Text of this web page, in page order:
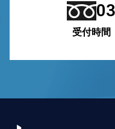
受付時間